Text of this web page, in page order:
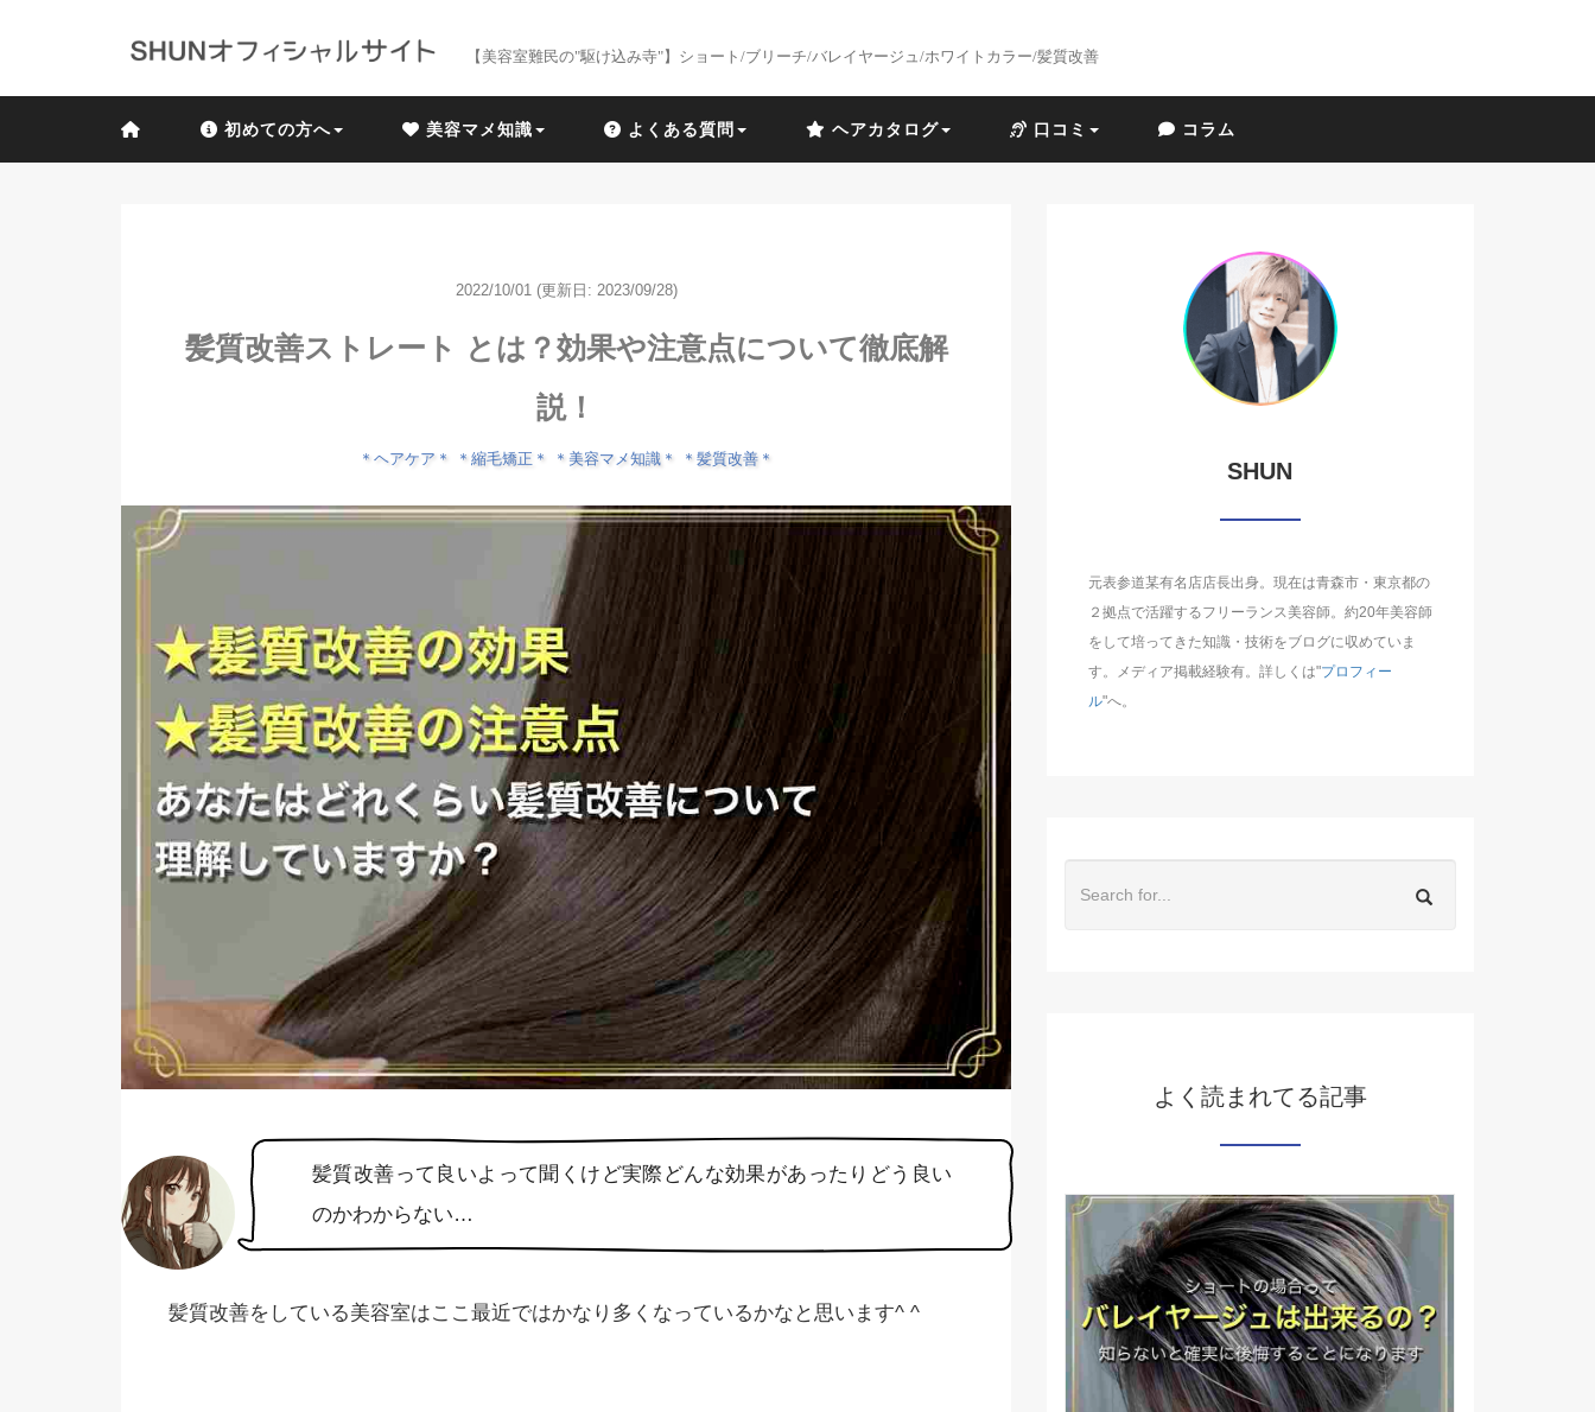
【美容室難民の"駆け込み寺"】ショート/ブリーチ/バレイヤージュ/ホワイトカラー/髪質改善
初めての方へ 美容マメ知識 よくある質問 ヘアカタログ 口コミ コラム
2022/10/01 (更新日: 2023/09/28)
髪質改善ストレート とは？効果や注意点について徹底解
説！
＊ヘアケア＊ ＊縮毛矯正＊ ＊美容マメ知識＊ ＊髪質改善＊
髪質改善って良いよって聞くけど実際どんな効果があったりどう良い
のかわからない…
髪質改善をしている美容室はここ最近ではかなり多くなっているかなと思います^ ^
SHUN
元表参道某有名店店長出身。現在は青森市・東京都の
２拠点で活躍するフリーランス美容師。約20年美容師
をして培ってきた知識・技術をブログに収めていま
す。メディア掲載経験有。詳しくは"プロフィー
ル"へ。
よく読まれてる記事